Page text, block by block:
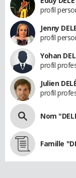
profil
Jenny
profil
Yohan
profil
Julien
profil
Nom
Famille